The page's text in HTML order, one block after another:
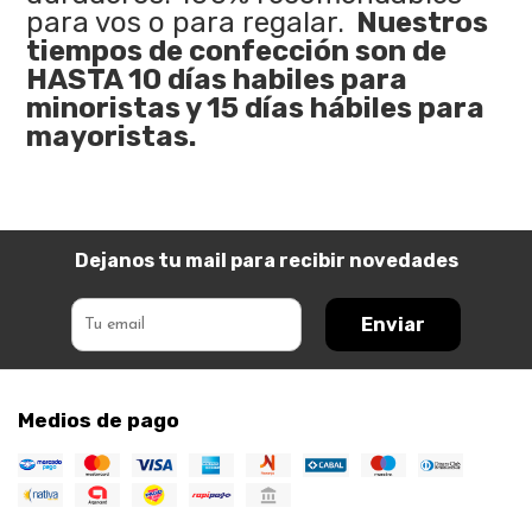
para vos o para regalar. Nuestros
tiempos de confección son de
HASTA 10 días habiles para
minoristas y 15 días hábiles para
mayoristas.
Dejanos tu mail para recibir novedades
Enviar
Medios de pago